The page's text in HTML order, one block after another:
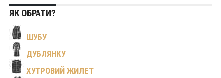
ЯК ОБРАТИ?
ШУБУ
ДУБЛЯНКУ
ХУТРОВИЙ ЖИЛЕТ